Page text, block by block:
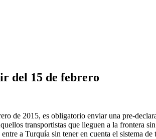
del 15 de febrero
de 2015, es obligatorio enviar una pre-
transportistas que lleguen a la frontera
a Turquía sin tener en cuenta el sistema